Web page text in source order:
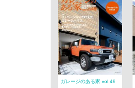
ガレージのある家 vol.49